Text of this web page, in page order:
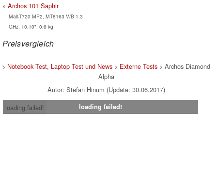
Archos 101 Saphir
Mali-T720 MP2, MT8163 V/B 1.3
GHz, 10.10", 0.6 kg
Preisvergleich
> Notebook Test, Laptop Test und News > Externe Tests > Archos Diamond
Alpha
Autor: Stefan Hinum (Update: 30.06.2017)
loading failed!
loading failed!